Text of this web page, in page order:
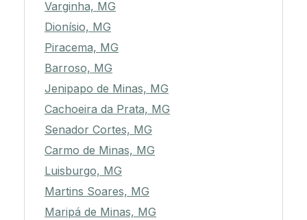
Varginha, MG
Dionísio, MG
Piracema, MG
Barroso, MG
Jenipapo de Minas, MG
Cachoeira da Prata, MG
Senador Cortes, MG
Carmo de Minas, MG
Luisburgo, MG
Martins Soares, MG
Maripá de Minas, MG